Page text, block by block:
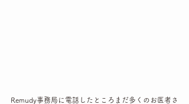
Remudy事務局に電話したところまだ多くのお医者さ